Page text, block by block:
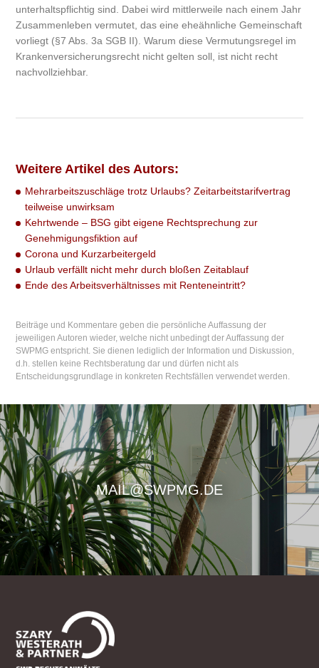
unterhaltspflichtig sind. Dabei wird mittlerweile nach einem Jahr
Zusammenleben vermutet, das eine eheähnliche Gemeinschaft
vorliegt (§7 Abs. 3a SGB II). Warum diese Vermutungsregel im
Krankenversicherungsrecht nicht gelten soll, ist nicht recht
nachvollziehbar.
Weitere Artikel des Autors:
Mehrarbeitszuschläge trotz Urlaubs? Zeitarbeitstarifvertrag
teilweise unwirksam
Kehrtwende – BSG gibt eigene Rechtsprechung zur
Genehmigungsfiktion auf
Corona und Kurzarbeitergeld
Urlaub verfällt nicht mehr durch bloßen Zeitablauf
Ende des Arbeitsverhältnisses mit Renteneintritt?
Beiträge und Kommentare geben die persönliche Auffassung der
jeweiligen Autoren wieder, welche nicht unbedingt der Auffassung der
SWPMG entspricht. Sie dienen lediglich der Information und Diskussion,
d.h. stellen keine Rechtsberatung dar und dürfen nicht als
Entscheidungsgrundlage in konkreten Rechtsfällen verwendet werden.
MAIL@SWPMG.DE